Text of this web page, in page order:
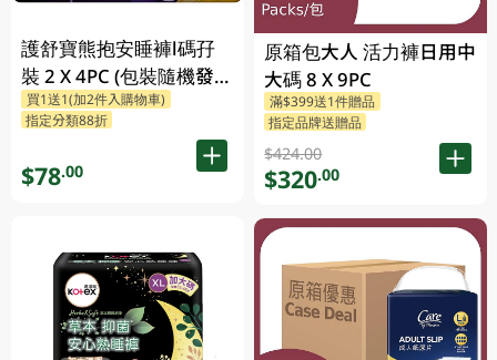
護舒寶熊抱安睡褲l碼孖
裝 2 X 4PC (包裝隨機發
放)
買1送1(加2件入購物車)
指定分類88折
$78.00
原箱包大人 活力褲日用中
大碼 8 X 9PC
滿$399送1件贈品
指定品牌送贈品
$424.00
$320.00